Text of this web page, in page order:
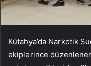
Kütahya’da Narkotik
ekiplerince